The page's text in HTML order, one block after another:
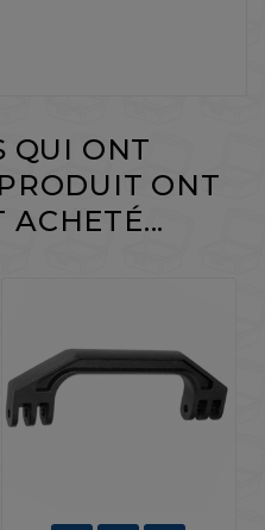
QUI ONT
ONT
ACHETÉ...